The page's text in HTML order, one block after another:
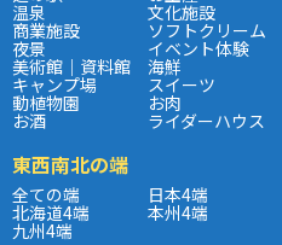
温泉 文化施設
商業施設 ソフトクリーム
夜景 イベント体験
美術館｜資料館 海鮮
キャンプ場 スイーツ
動植物園 お肉
お酒 ライダーハウス
東西南北の端
全ての端 日本4端
北海道4端 本州4端
九州4端